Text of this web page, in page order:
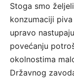
Stoga smo
konzumaciji
upravo
povećanju
okolnostima
Državnog